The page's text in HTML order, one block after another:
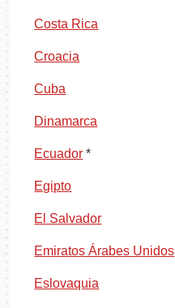
Costa Rica
Croacia
Cuba
Dinamarca
Ecuador *
Egipto
El Salvador
Emiratos Árabes Unidos
Eslovaquia